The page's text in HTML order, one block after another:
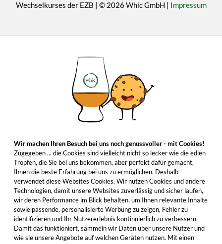
Wechselkurses der EZB | © 2026 Whic GmbH | Impressum
Wir machen Ihren Besuch bei uns noch genussvoller - mit Cookies!
Zugegeben ... die Cookies sind vielleicht nicht so lecker wie die edlen
Tropfen, die Sie bei uns bekommen, aber perfekt dafür gemacht,
Ihnen die beste Erfahrung bei uns zu ermöglichen. Deshalb
verwendet diese Websites Cookies. Wir nutzen Cookies und andere
Technologien, damit unsere Websites zuverlässig und sicher laufen,
wir deren Performance im Blick behalten, um Ihnen relevante Inhalte
sowie passende, personalisierte Werbung zu zeigen, Fehler zu
identifizieren und Ihr Nutzererlebnis kontinuierlich zu verbessern.
Damit das funktioniert, sammeln wir Daten über unsere Nutzer und
wie sie unsere Angebote auf welchen Geräten nutzen. Mit einen